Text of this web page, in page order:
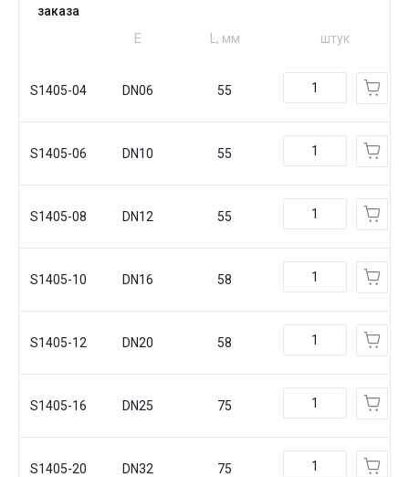
заказа
Е L, мм штук
S1405-04 DN06 55
S1405-06 DN10 55
S1405-08 DN12 55
S1405-10 DN16 58
S1405-12 DN20 58
S1405-16 DN25 75
S1405-20 DN32 75